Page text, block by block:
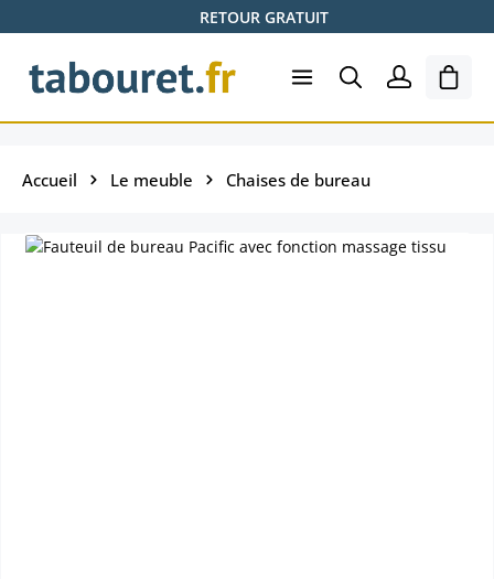
Passer au contenu principalRETOUR GRATUIT
Le
Accueil Le meuble Chaises de bureau